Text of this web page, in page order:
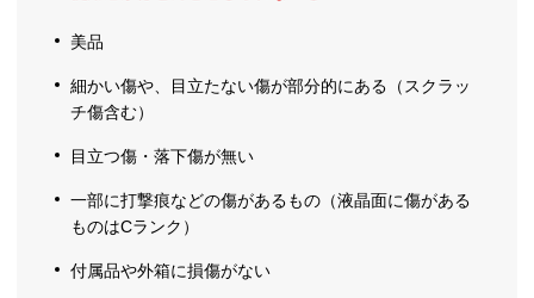
美品
細かい傷や、目立たない傷が部分的にある（スクラッ
チ傷含む）
目立つ傷・落下傷が無い
一部に打撃痕などの傷があるもの（液晶面に傷がある
ものはCランク）
付属品や外箱に損傷がない